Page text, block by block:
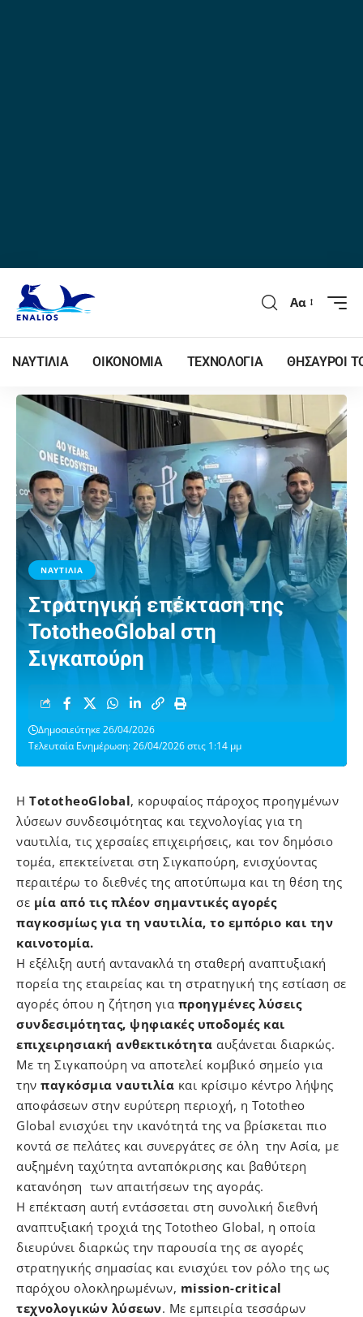
Αα
ΝΑΥΤΙΛΙΑ ΟΙΚΟΝΟΜΙΑ ΤΕΧΝΟΛΟΓΙΑ ΘΗΣΑΥΡΟΙ
ΝΑΥΤΙΛΙΑ
Στρατηγική επέκταση της
TototheoGlobal στη
Σιγκαπούρη
Τελευταία Ενημέρωση: 26/04/2026 στις 1:14 μμ
Δημοσιεύτηκε 26/04/2026
H TototheoGlobal, κορυφαίος πάροχος προηγμένων
λύσεων συνδεσιμότητας και τεχνολογίας για τη
ναυτιλία, τις χερσαίες επιχειρήσεις, και τον δημόσιο
τομέα, επεκτείνεται στη Σιγκαπούρη, ενισχύοντας
περαιτέρω το διεθνές της αποτύπωμα και τη θέση της
σε μία από τις πλέον σημαντικές αγορές
παγκοσμίως για τη ναυτιλία, το εμπόριο και την
καινοτομία.
Η εξέλιξη αυτή αντανακλά τη σταθερή αναπτυξιακή
πορεία της εταιρείας και τη στρατηγική της εστίαση σε
αγορές όπου η ζήτηση για προηγμένες λύσεις
συνδεσιμότητας, ψηφιακές υποδομές και
επιχειρησιακή ανθεκτικότητα αυξάνεται διαρκώς.
Με τη Σιγκαπούρη να αποτελεί κομβικό σημείο για
την παγκόσμια ναυτιλία και κρίσιμο κέντρο λήψης
αποφάσεων στην ευρύτερη περιοχή, η Tototheo
Global ενισχύει την ικανότητά της να βρίσκεται πιο
κοντά σε πελάτες και συνεργάτες σε όλη την Ασία, με
αυξημένη ταχύτητα ανταπόκρισης και βαθύτερη
κατανόηση των απαιτήσεων της αγοράς.
Η επέκταση αυτή εντάσσεται στη συνολική διεθνή
αναπτυξιακή τροχιά της Tototheo Global, η οποία
διευρύνει διαρκώς την παρουσία της σε αγορές
στρατηγικής σημασίας και ενισχύει τον ρόλο της ως
παρόχου ολοκληρωμένων, mission-critical
τεχνολογικών λύσεων. Με εμπειρία τεσσάρων